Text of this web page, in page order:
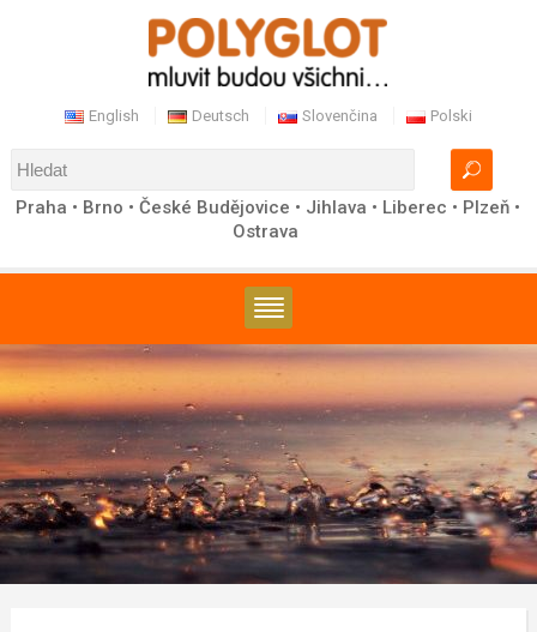
English Deutsch Slovenčina Polski
Praha • Brno • České Budějovice • Jihlava • Liberec • Plzeň •
Ostrava